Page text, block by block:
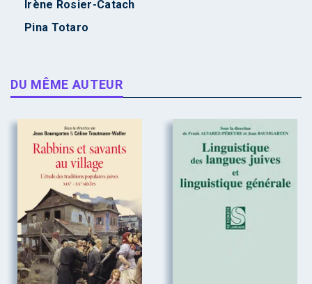
Irène Rosier-Catach
Pina Totaro
DU MÊME AUTEUR